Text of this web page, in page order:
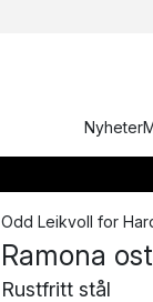
Nyheter
Odd Leikvoll for
Ramona
Rustfritt stål